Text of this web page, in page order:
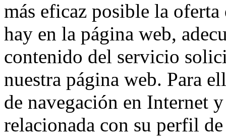
más eficaz posible la
hay en la página web,
contenido del servicio
nuestra página web. Para
de navegación en Internet
relacionada con su perfil